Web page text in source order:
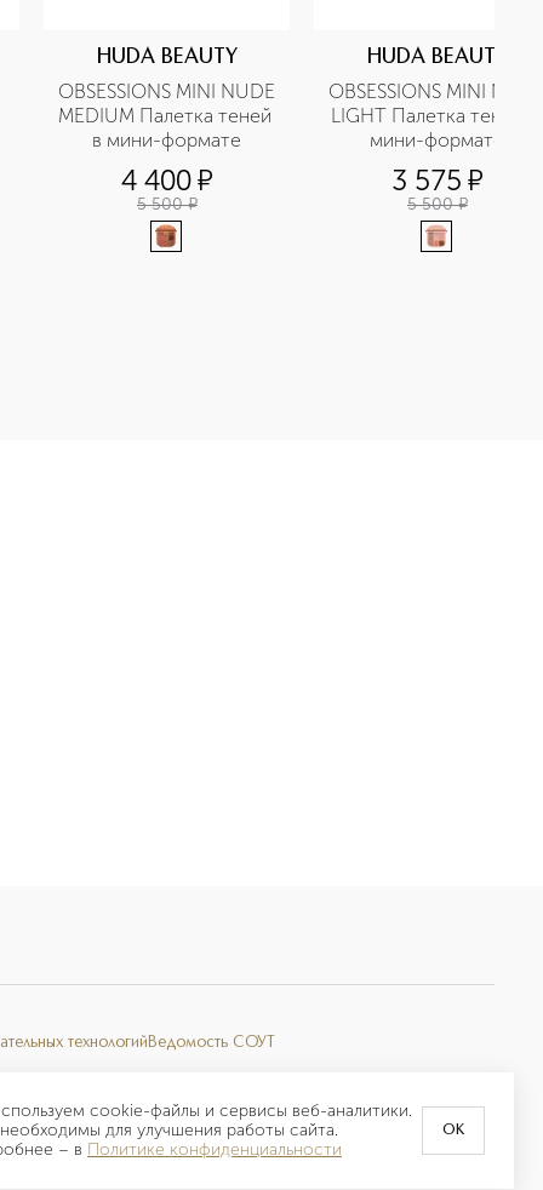
cookie-файлы и сервисы веб-аналитики.
для улучшения работы сайта.
– в Политике конфиденциальности
OK
HUDA BEAUTY
OBSESSIONS MINI NUDE
MEDIUM Палетка теней
в мини-формате
4 400¤
5 500 ¤
HUDA BEAUTY
OBSESSIONS MINI
LIGHT Палетка теней в
мини-формате
3 575 ¤
5 500 ¤
технологий Ведомость СОУТ